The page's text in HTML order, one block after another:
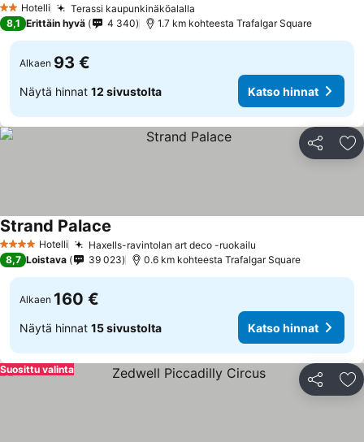
2 Tähtiluokitus
Hotelli Terassi kaupunkinäköalalla
8,1 Erittäin hyvä 4 340 1.7 km kohteesta Trafalgar Square
Alkaen 93 €
Näytä hinnat 12 sivustolta Katso hinnat
Jaa
4 Tähtiluokitus
Hotelli Haxells-ravintolan art deco -ruokailu
Strand Palace
8,7 Loistava 39 023 0.6 km kohteesta Trafalgar Square
Alkaen 160 €
Näytä hinnat 15 sivustolta Katso hinnat
Jaa
Suosittu valinta